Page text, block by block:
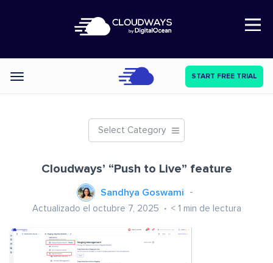
Open Nav
Categories START FREE TRIAL
Select Category
Cloudways’ “Push to Live” feature
Sandhya Goswami
Actualizado el octubre 7, 2025 < 1 min de lectura